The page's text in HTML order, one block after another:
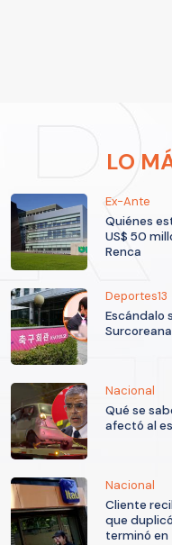
LO
Ex-Ante
Quiénes
US$ 50
Renca
Deportes13
Escándalo
Nacional
Qué se
afectó al
Nacional
Cliente
que
terminó en